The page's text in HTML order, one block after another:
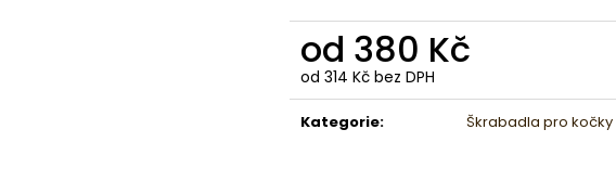
od 380 Kč
od 314 Kč bez DPH
Měrná
cena:
Kategorie: Škrabadla pro kočky